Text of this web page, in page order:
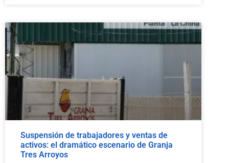
Suspensión de trabajadores y ventas de
activos: el dramático escenario de Granja
Tres Arroyos